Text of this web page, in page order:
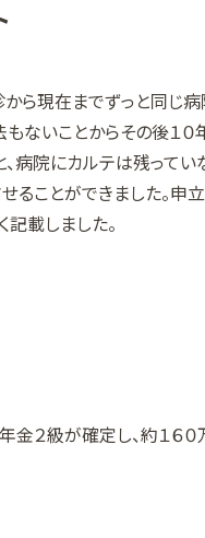
ら現在までずっと同じ
ないことからその後１
病院にカルテは残って
ることができました。
載しました。
２級が確定し、約１６